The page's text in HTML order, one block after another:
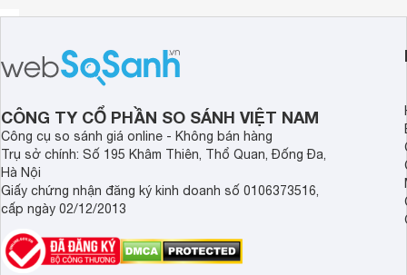
CÔNG TY CỔ PHẦN SO SÁNH VIỆT NAM
Công cụ so sánh giá online - Không bán hàng
Trụ sở chính: Số 195 Khâm Thiên, Thổ Quan, Đống Đa,
Hà Nội
Giấy chứng nhận đăng ký kinh doanh số 0106373516,
cấp ngày 02/12/2013